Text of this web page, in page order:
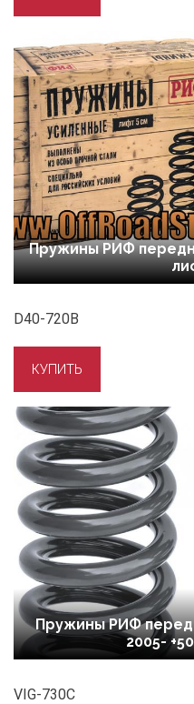
Пружины РИФ
D40-720B
Пружины РИФ
2005-
VIG-730C